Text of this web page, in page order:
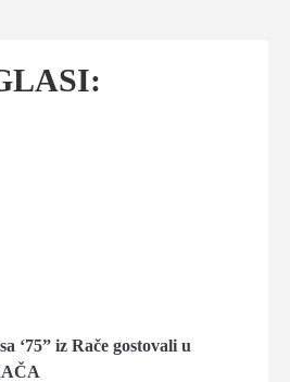
‘75” iz Rače gostovali u